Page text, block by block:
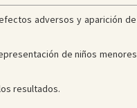
adversos y aparición de
de niños menores
resultados.